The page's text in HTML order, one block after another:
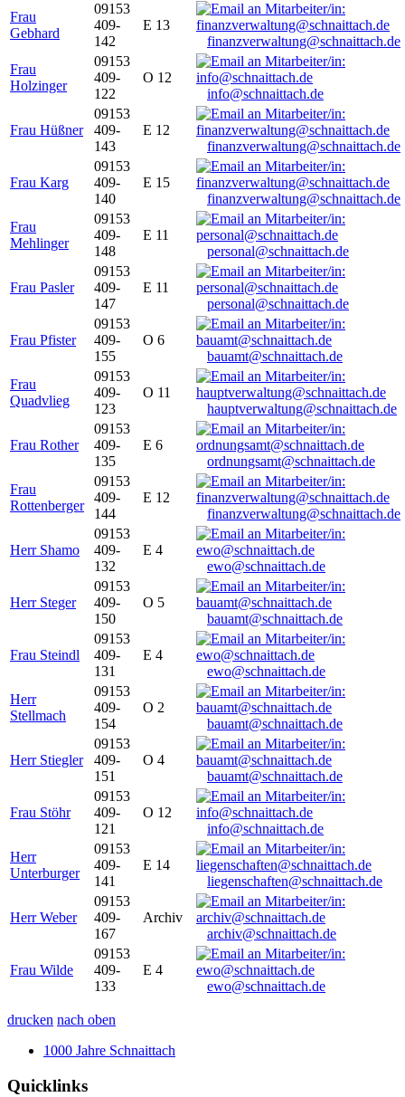
Frau
Gebhard
09153
409-
142
E 13
finanzverwaltung@schnaittach.de
Frau
Holzinger
09153
409-
122
O 12
info@schnaittach.de
Frau Hüßner
09153
409-
143
E 12
finanzverwaltung@schnaittach.de
Frau Karg
09153
409-
140
E 15
finanzverwaltung@schnaittach.de
Frau
Mehlinger
09153
409-
148
E 11
personal@schnaittach.de
Frau Pasler
09153
409-
147
E 11
personal@schnaittach.de
Frau Pfister
09153
409-
155
O 6
bauamt@schnaittach.de
Frau
Quadvlieg
09153
409-
123
O 11
hauptverwaltung@schnaittach.de
Frau Rother
09153
409-
135
E 6
ordnungsamt@schnaittach.de
Frau
Rottenberger
09153
409-
144
E 12
finanzverwaltung@schnaittach.de
Herr Shamo
09153
409-
132
E 4
ewo@schnaittach.de
Herr Steger
09153
409-
150
O 5
bauamt@schnaittach.de
Frau Steindl
09153
409-
131
E 4
ewo@schnaittach.de
Herr
Stellmach
09153
409-
154
O 2
bauamt@schnaittach.de
Herr Stiegler
09153
409-
151
O 4
bauamt@schnaittach.de
Frau Stöhr
09153
409-
121
O 12
info@schnaittach.de
Herr
Unterburger
09153
409-
141
E 14
liegenschaften@schnaittach.de
Herr Weber
09153
409-
167
Archiv
archiv@schnaittach.de
Frau Wilde
09153
409-
133
E 4
ewo@schnaittach.de
drucken nach oben
1000 Jahre Schnaittach
Quicklinks